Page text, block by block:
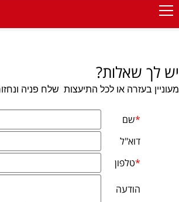
יש לך שאלות?
מעוניין בעזרה או לכל התיעצות שלח פניה